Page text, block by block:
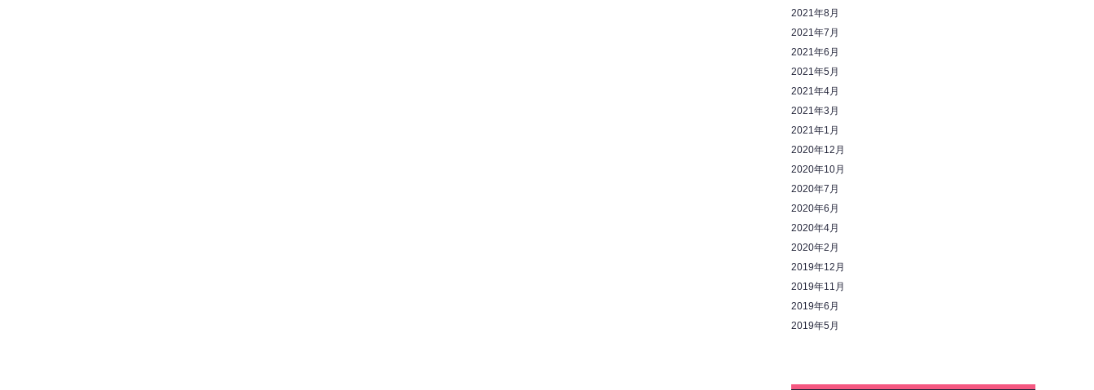
2021年8月
2021年7月
2021年6月
2021年5月
2021年4月
2021年3月
2021年1月
2020年12月
2020年10月
2020年7月
2020年6月
2020年4月
2020年2月
2019年12月
2019年11月
2019年6月
2019年5月